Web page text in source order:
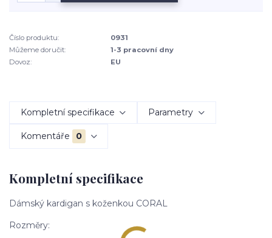
Číslo produktu:
0931
Můžeme doručit:
1-3 pracovní dny
Dovoz:
EU
Kompletní specifikace Parametry
Komentáře 0
Kompletní specifikace
Dámský kardigan s koženkou CORAL
Rozměry: